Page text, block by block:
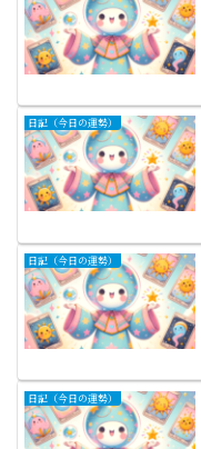
日記（今日の運勢）
日記（今日の運勢）
日記（今日の運勢）